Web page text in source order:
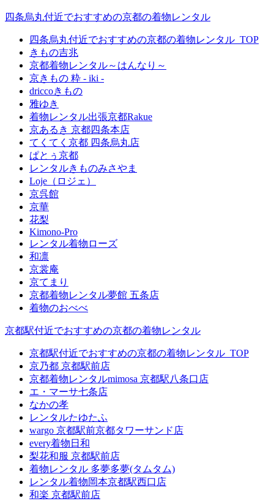
四条烏丸付近でおすすめの京都の着物レンタル
四条烏丸付近でおすすめの京都の着物レンタル_TOP
きもの吉兆
​京都着物レンタル～はんなり～
京きもの 粋 - iki -
driccoきもの
雅ゆき
着物レンタル出張京都Rakue
京あるき 京都四条本店
てくてく京都 四条烏丸店
ぱとぅ京都
レンタルきものみさやま
Loje（ロジェ）
京呉館
京華
花梨
Kimono-Pro
レンタル着物ローズ
和凛
京裳庵
京てまり
京都着物レンタル夢館 五条店
着物のおべべ
京都駅付近でおすすめの京都の着物レンタル
京都駅付近でおすすめの京都の着物レンタル_TOP
京乃都 京都駅前店
京都着物レンタルmimosa 京都駅八条口店
エ・マーサ七条店
なかの孝
レンタルたゆたふ
wargo 京都駅前京都タワーサンド店
every着物日和
梨花和服 京都駅前店
着物レンタル 多夢多夢(タムタム)
レンタル着物岡本京都駅西口店
和楽 京都駅前店